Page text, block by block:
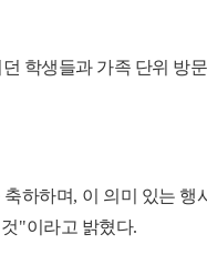
학생들과 가족 단위 방
하하며, 이 의미 있는 행
"이라고 밝혔다.